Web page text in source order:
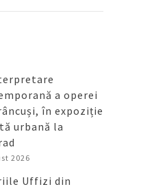
a operei
în expoziție
urbană la
2026
Uffizi din